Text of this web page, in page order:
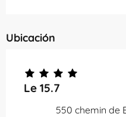
Ubicación
Le 15.7
550 chemin de